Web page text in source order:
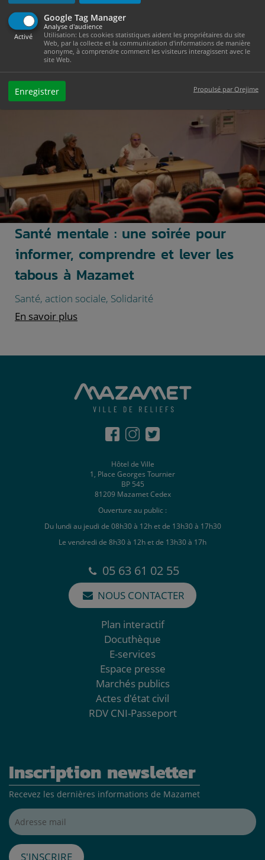
Google Tag Manager
Activé
Analyse d'audience
Utilisation: Les cookies statistiques aident les propriétaires du site
Web, par la collecte et la communication d'informations de manière
anonyme, à comprendre comment les visiteurs interagissent avec le
site Web.
Enregistrer Propulsé par Orejime
Actualités thématiques
Santé mentale : une soirée pour
informer, comprendre et lever les
tabous à Mazamet
Santé, action sociale, Solidarité
En savoir plus
Hôtel de Ville
1, Place Georges Tournier
BP 545
81209 Mazamet Cedex
Ouverture au public :
Du lundi au jeudi de 08h30 à 12h et de 13h30 à 17h30
Le vendredi de 8h30 à 12h et de 13h30 à 17h
05 63 61 02 55
NOUS CONTACTER
Plan interactif
Docuthèque
E-services
Espace presse
Marchés publics
Actes d'état civil
RDV CNI-Passeport
Inscription newsletter
Recevez les dernières informations de Mazamet
Adresse mail*
S'inscrire